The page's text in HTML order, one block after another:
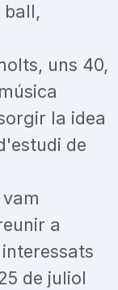
ball,
uns 40,
la idea
de
a
de juliol